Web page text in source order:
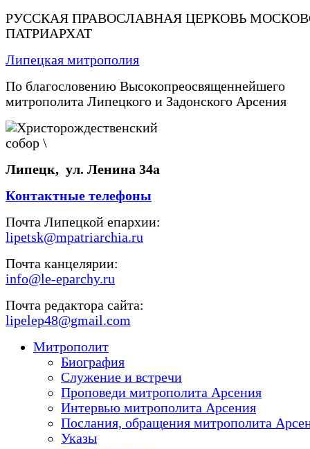
РУССКАЯ ПРАВОСЛАВНАЯ ЦЕРКОВЬ
ПАТРИАРХАТ
Липецкая митрополия
По благословению Высокопреосвященнейшего
митрополита Липецкого и Задонского Арсения
Липецк, ул. Ленина 34а
Контактные телефоны
Почта Липецкой епархии:
lipetsk@mpatriarchia.ru
Почта канцелярии:
info@le-eparchy.ru
Почта редактора сайта:
lipelep48@gmail.com
Митрополит
Биография
Служение и встречи
Проповеди митрополита Арсения
Интервью митрополита Арсения
Послания, обращения митрополита
Указы